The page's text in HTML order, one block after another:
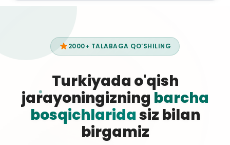
2000+ TALABAGA QO‘SHILING
Turkiyada o'qish
jarayoningizning barcha
bosqichlaridasiz bilan
birgamiz